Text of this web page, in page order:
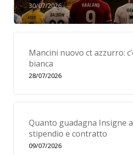
30/07/2026
Mancini nuovo ct azzurro:
bianca
28/07/2026
Quanto guadagna Insigne
stipendio e contratto
09/07/2026